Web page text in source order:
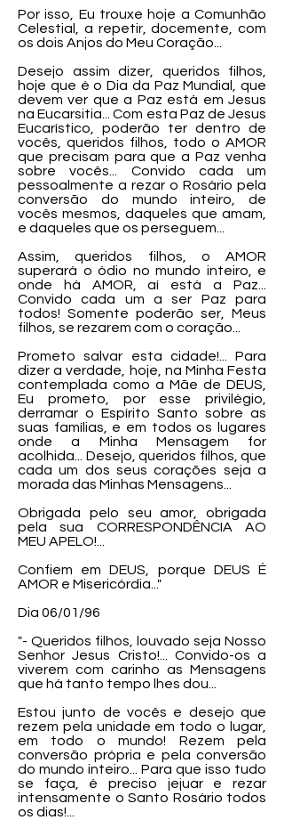
Por isso, Eu trouxe hoje a Comunhão
Celestial, a repetir, docemente, com
os dois Anjos do Meu Coração...
Desejo assim dizer, queridos filhos,
hoje que é o Dia da Paz Mundial, que
devem ver que a Paz está em Jesus
na Eucarsitia... Com esta Paz de Jesus
Eucarístico, poderão ter dentro de
vocês, queridos filhos, todo o AMOR
que precisam para que a Paz venha
sobre vocês... Convido cada um
pessoalmente a rezar o Rosário pela
conversão do mundo inteiro, de
vocês mesmos, daqueles que amam,
e daqueles que os perseguem...
Assim, queridos filhos, o AMOR
superará o ódio no mundo inteiro, e
onde há AMOR, aí está a Paz...
Convido cada um a ser Paz para
todos! Somente poderão ser, Meus
filhos, se rezarem com o coração...
Prometo salvar esta cidade!... Para
dizer a verdade, hoje, na Minha Festa
contemplada como a Mãe de DEUS,
Eu prometo, por esse privilégio,
derramar o Espírito Santo sobre as
suas famílias, e em todos os lugares
onde a Minha Mensagem for
acolhida... Desejo, queridos filhos, que
cada um dos seus corações seja a
morada das Minhas Mensagens...
Obrigada pelo seu amor, obrigada
pela sua CORRESPONDÊNCIA AO
MEU APELO!...
Confiem em DEUS, porque DEUS É
AMOR e Misericórdia..."
Dia 06/01/96
"- Queridos filhos, louvado seja Nosso
Senhor Jesus Cristo!... Convido-os a
viverem com carinho as Mensagens
que há tanto tempo lhes dou...
Estou junto de vocês e desejo que
rezem pela unidade em todo o lugar,
em todo o mundo! Rezem pela
conversão própria e pela conversão
do mundo inteiro... Para que isso tudo
se faça, é preciso jejuar e rezar
intensamente o Santo Rosário todos
os dias!...